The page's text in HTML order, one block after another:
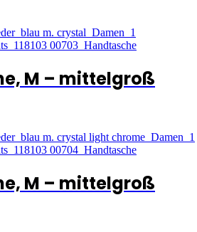
M – mittelgroß
M – mittelgroß